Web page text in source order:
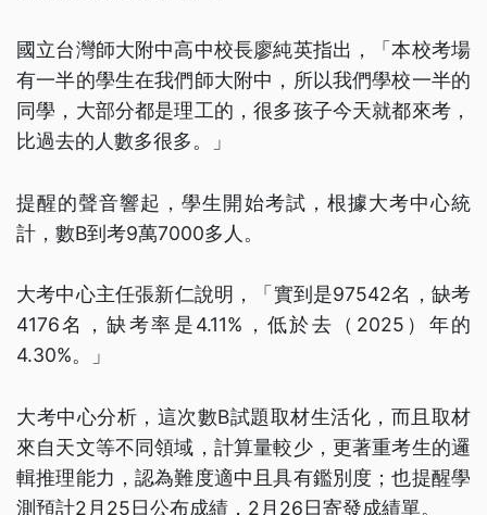
國立台灣師大附中高中校長廖純英指出，「本校考場
有一半的學生在我們師大附中，所以我們學校一半的
同學，大部分都是理工的，很多孩子今天就都來考，
比過去的人數多很多。」
提醒的聲音響起，學生開始考試，根據大考中心統
計，數B到考9萬7000多人。
大考中心主任張新仁說明，「實到是97542名，缺考
4176名，缺考率是4.11%，低於去（2025）年的
4.30%。」
大考中心分析，這次數B試題取材生活化，而且取材
來自天文等不同領域，計算量較少，更著重考生的邏
輯推理能力，認為難度適中且具有鑑別度；也提醒學
測預計2月25日公布成績，2月26日寄發成績單。